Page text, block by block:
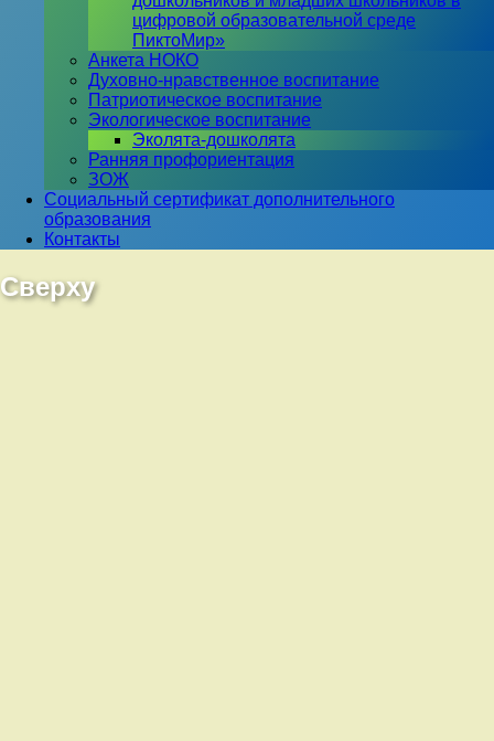
цифровой образовательной среде
ПиктоМир»
Анкета НОКО
Духовно-нравственное воспитание
Патриотическое воспитание
Экологическое воспитание
Эколята-дошколята
Ранняя профориентация
ЗОЖ
Социальный сертификат дополнительного
образования
Контакты
Сверху